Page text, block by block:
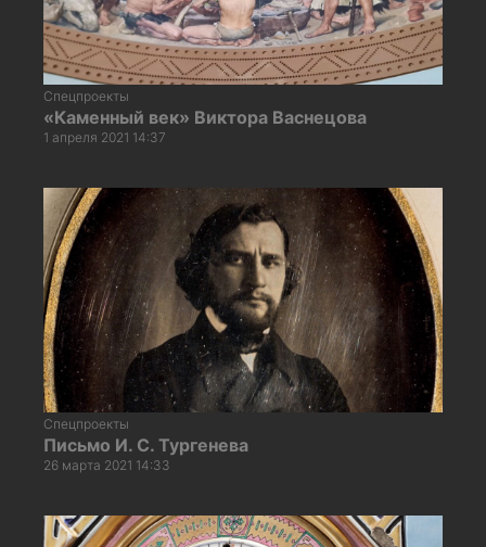
Спецпроекты
«Каменный век» Виктора Васнецова
1 апреля 2021 14:37
Спецпроекты
Письмо И. С. Тургенева
26 марта 2021 14:33